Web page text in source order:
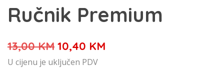
Ručnik Premium
13,00KM Izvorna
cijena
10,40 KM
U cijenu je uključen PDV